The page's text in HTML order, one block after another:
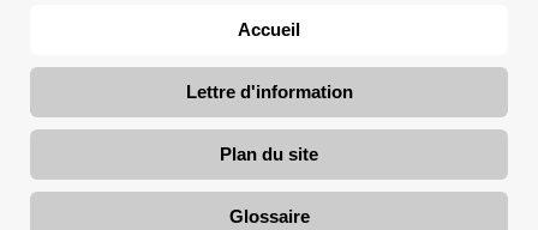
Accueil
Lettre d'information
Plan du site
Glossaire